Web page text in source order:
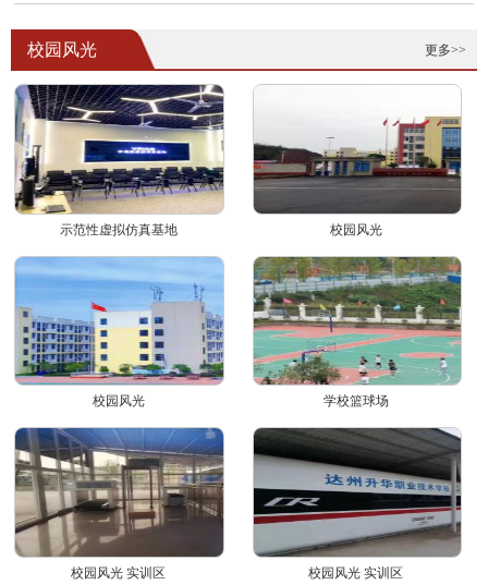
更多>>
校园风光
示范性虚拟仿真基地 校园风光
校园风光 学校篮球场
校园风光 实训区 校园风光 实训区